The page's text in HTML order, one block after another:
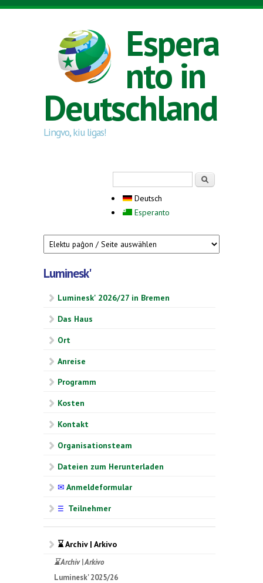
Direkt zum Inhalt
Espera
nto in
Deutschland
Lingvo, kiu ligas!
Deutsch
Esperanto
Luminesk'
Luminesk' 2026/27 in Bremen
Das Haus
Ort
Anreise
Programm
Kosten
Kontakt
Organisationsteam
Dateien zum Herunterladen
✉ Anmeldeformular
☰ Teilnehmer
⌛ Archiv | Arkivo
⌛ Archiv | Arkivo
Luminesk' 2025/26